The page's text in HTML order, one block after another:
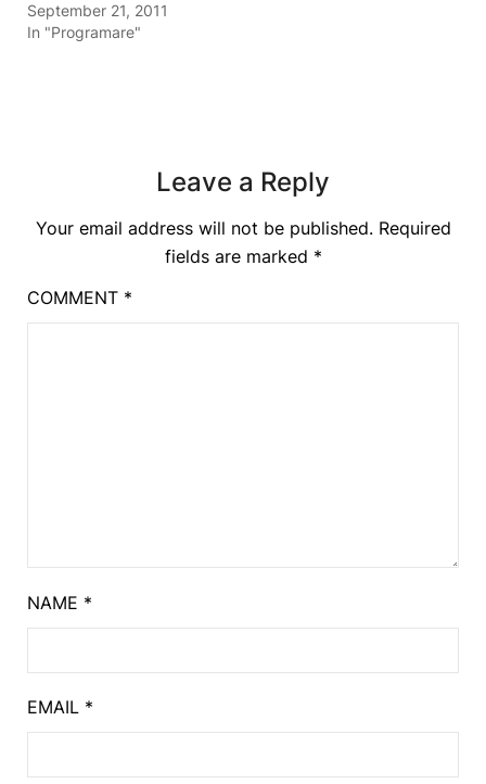
September 21, 2011
In "Programare"
Leave a Reply
Your email address will not be published. Required
fields are marked *
COMMENT *
NAME *
EMAIL *